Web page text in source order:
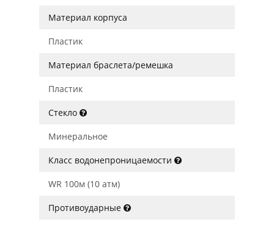
Материал корпуса
Пластик
Материал браслета/ремешка
Пластик
Стекло
Минеральное
Класс водонепроницаемости
WR 100м (10 атм)
Противоударные